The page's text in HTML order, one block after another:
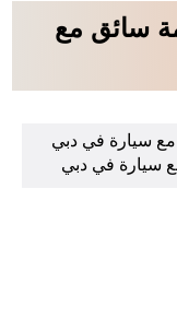
سائق مع
سيارة في دبي